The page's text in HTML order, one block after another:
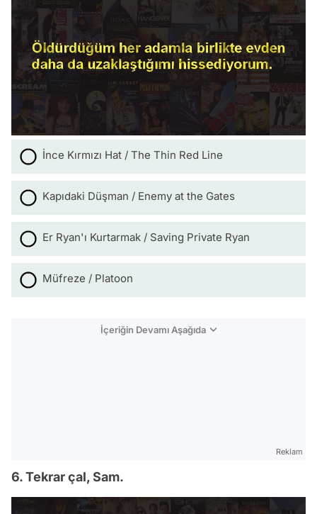
İnce Kırmızı Hat / The Thin Red Line
Kapıdaki Düşman / Enemy at the Gates
Er Ryan'ı Kurtarmak / Saving Private Ryan
Müfreze / Platoon
İçeriğin Devamı Aşağıda
Reklam
6. Tekrar çal, Sam.